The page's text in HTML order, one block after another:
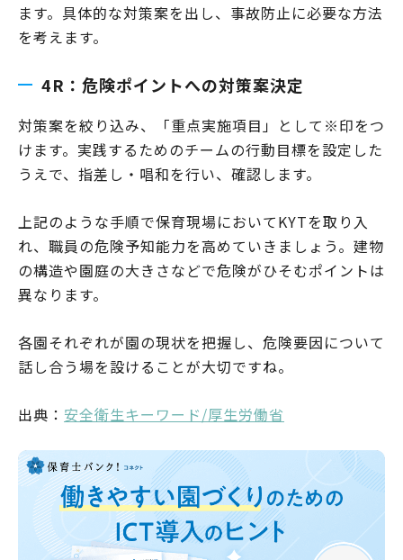
ます。具体的な対策案を出し、事故防止に必要な方法
を考えます。
4R：危険ポイントへの対策案決定
対策案を絞り込み、「重点実施項目」として※印をつ
けます。実践するためのチームの行動目標を設定した
うえで、指差し・唱和を行い、確認します。
上記のような手順で保育現場においてKYTを取り入
れ、職員の危険予知能力を高めていきましょう。建物
の構造や園庭の大きさなどで危険がひそむポイントは
異なります。
各園それぞれが園の現状を把握し、危険要因について
話し合う場を設けることが大切ですね。
出典： 安全衛生キーワード/厚生労働省